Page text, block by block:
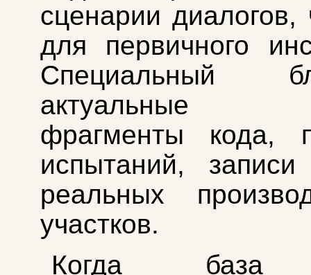
сценарии диалогов,
для первичного
Специальный
актуальные
фрагменты кода,
испытаний,
реальных
участков.
Когда база